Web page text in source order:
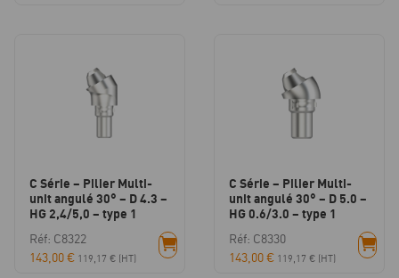
C Série – Pilier Multi-
unit angulé 30° – D 4.3 –
HG 2,4/5,0 – type 1
Réf: C8322
143,00€ 119,17 € (HT)
C Série – Pilier Multi-
unit angulé 30° – D 5.0 –
HG 0.6/3.0 – type 1
Réf: C8330
143,00€ 119,17 € (HT)